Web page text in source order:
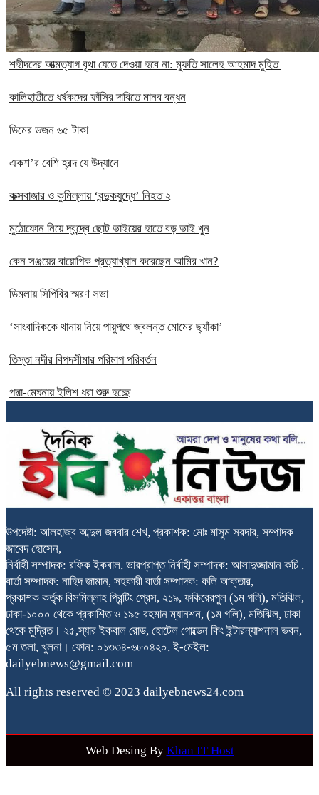
‎শহীদদের আত্মত্যাগ বৃথা যেতে দেওয়া হবে না: মুফতি সালেহ আহমাদ মুহিত ‎
কালিহাতীতে ধর্ষকদের ফাঁসির দাবিতে মানব বন্ধন
ডিমের ডজন ৬৫ টাকা
একশ’র বেশি হ্রদ যে উদ্যানে
কক্সবাজার ও কুমিল্লায় ‘বন্দুকযুদ্ধে’ নিহত ২
মুঠোফোন নিয়ে দ্বন্দ্বে ছোট ভাইয়ের হাতে বড় ভাই খুন
কেন সঞ্জয়ের বায়োপিক প্রত্যাখ্যান করেছেন আমির খান?
ডিমলায় সিপিবির স্মরণ সভা
‘সাংবাদিককে থানায় নিয়ে পায়ুপথে জ্বলন্ত মোমের ছ্যাঁকা’
তিস্তা নদীর বিপদসীমার পরিমাপ পরিবর্তন
পদ্মা-মেঘনায় ইলিশ ধরা শুরু হচ্ছে
উপদেষ্টা: আলহাজ্ব আব্দুল জববার শেখ, প্রকাশক: মোঃ মাসুম সরদার, সম্পাদক
জাবেদ হোসেন,
নির্বাহী সম্পাদক: রফিক ইকবাল, ভারপ্রাপ্ত নির্বাহী সম্পাদক: আসাদুজ্জামান কচি ,
বার্তা সম্পাদক: নাহিদ জামান, সহকারী বার্তা সম্পাদক: কলি আক্তার,
প্রকাশক কর্তৃক বিসমিল্লাহ প্রিন্টিং প্রেস, ২১৯, ফকিরেরপুল (১ম গলি), মতিঝিল,
ঢাকা-১০০০ থেকে প্রকাশিত ও ১৯৫ রহমান ম্যানশন, (১ম গলি), মতিঝিল, ঢাকা
থেকে মুদ্রিত। ২৫,স্যার ইকবাল রোড, হোটেল গোল্ডেন কিং ইন্টারন্যাশনাল ভবন,
৫ম তলা, খুলনা। ফোন: ০১৩৩৪-৬৮০৪২০, ই-মেইল:
dailyebnews@gmail.com
All rights reserved © 2023 dailyebnews24.com
Web Desing By Khan IT Host